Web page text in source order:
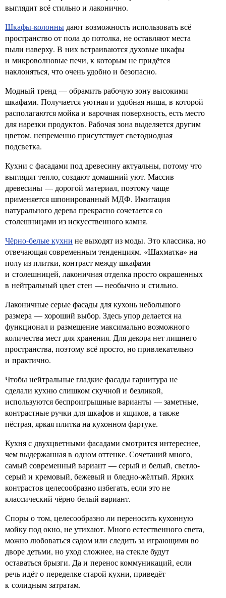
выглядит всё стильно и лаконично.
Шкафы-колонны дают возможность использовать всё
пространство от пола до потолка, не оставляют места
пыли наверху. В них встраиваются духовые шкафы
и микроволновые печи, к которым не придётся
наклоняться, что очень удобно и безопасно.
Модный тренд — обрамить рабочую зону высокими
шкафами. Получается уютная и удобная ниша, в которой
располагаются мойка и варочная поверхность, есть место
для нарезки продуктов. Рабочая зона выделяется другим
цветом, непременно присутствует светодиодная
подсветка.
Кухни с фасадами под древесину актуальны, потому что
выглядят тепло, создают домашний уют. Массив
древесины — дорогой материал, поэтому чаще
применяется шпонированный МДФ. Имитация
натурального дерева прекрасно сочетается со
столешницами из искусственного камня.
Чёрно-белые кухни не выходят из моды. Это классика, но
отвечающая современным тенденциям. «Шахматка» на
полу из плитки, контраст между шкафами
и столешницей, лаконичная отделка просто окрашенных
в нейтральный цвет стен — необычно и стильно.
Лаконичные серые фасады для кухонь небольшого
размера — хороший выбор. Здесь упор делается на
функционал и размещение максимально возможного
количества мест для хранения. Для декора нет лишнего
пространства, поэтому всё просто, но привлекательно
и практично.
Чтобы нейтральные гладкие фасады гарнитура не
сделали кухню слишком скучной и безликой,
используются беспроигрышные варианты — заметные,
контрастные ручки для шкафов и ящиков, а также
пёстрая, яркая плитка на кухонном фартуке.
Кухня с двухцветными фасадами смотрится интереснее,
чем выдержанная в одном оттенке. Сочетаний много,
самый современный вариант — серый и белый, светло-
серый и кремовый, бежевый и бледно-жёлтый. Ярких
контрастов целесообразно избегать, если это не
классический чёрно-белый вариант.
Споры о том, целесообразно ли переносить кухонную
мойку под окно, не утихают. Много естественного света,
можно любоваться садом или следить за играющими во
дворе детьми, но уход сложнее, на стекле будут
оставаться брызги. Да и перенос коммуникаций, если
речь идёт о переделке старой кухни, приведёт
к солидным затратам.